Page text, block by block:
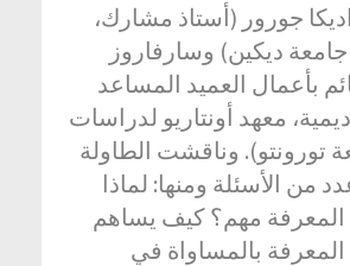
جورور (أستاذ مشارك،
جامعة ديكين) وسارفاروز
بأعمال العميد المساعد
معهد أونتاريو لدراسات
تورونتو). وناقشت الطاولة
من الأسئلة ومنها: لماذا
مهم؟ كيف يساهم
بالمساواة في